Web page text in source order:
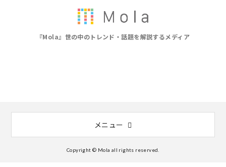
『Mola』世の中のトレンド・話題を解説するメディア
メニュー
Copyright © Mola all rights reserved.